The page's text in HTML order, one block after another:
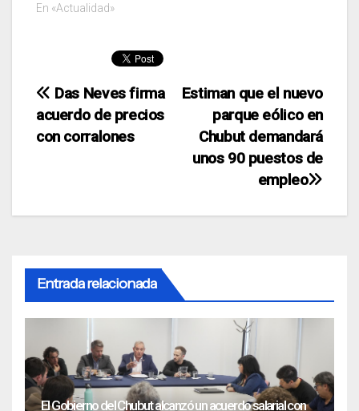
En «Actualidad»
Navegación
de
Estiman que el nuevo
parque eólico en
Chubut demandará
unos 90 puestos de
empleo
Das Neves firma
acuerdo de precios
con corralones
Entrada relacionada
El Gobierno del Chubut alcanzó un acuerdo salarial con